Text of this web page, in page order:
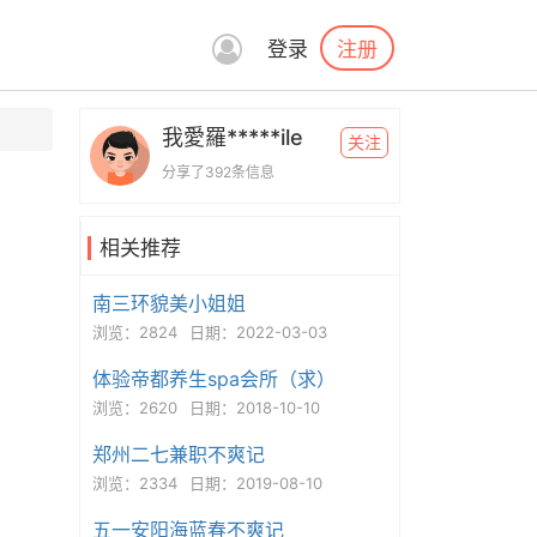
登录 注册
我愛羅*****ile
分享了392条信息
关注
相关推荐
南三环貌美小姐姐
浏览：2824 日期：2022-03-03
体验帝都养生spa会所（求）
浏览：2620 日期：2018-10-10
郑州二七兼职不爽记
浏览：2334 日期：2019-08-10
五一安阳海蓝春不爽记